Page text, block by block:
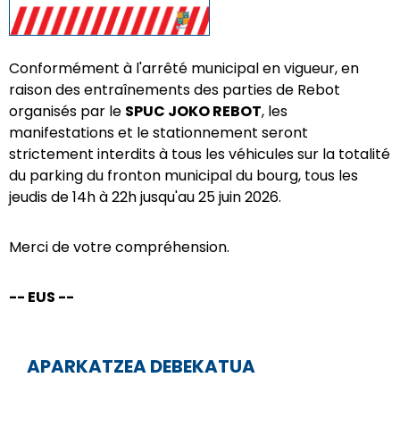
Conformément à l'arrêté municipal en vigueur, en
raison des entraînements des parties de Rebot
organisés par le SPUC JOKO REBOT, les
manifestations et le stationnement seront
strictement interdits à tous les véhicules sur la totalité
du parking du fronton municipal du bourg, tous les
jeudis de 14h à 22h jusqu'au 25 juin 2026.
Merci de votre compréhension.
-- EUS --
APARKATZEA DEBEKATUA